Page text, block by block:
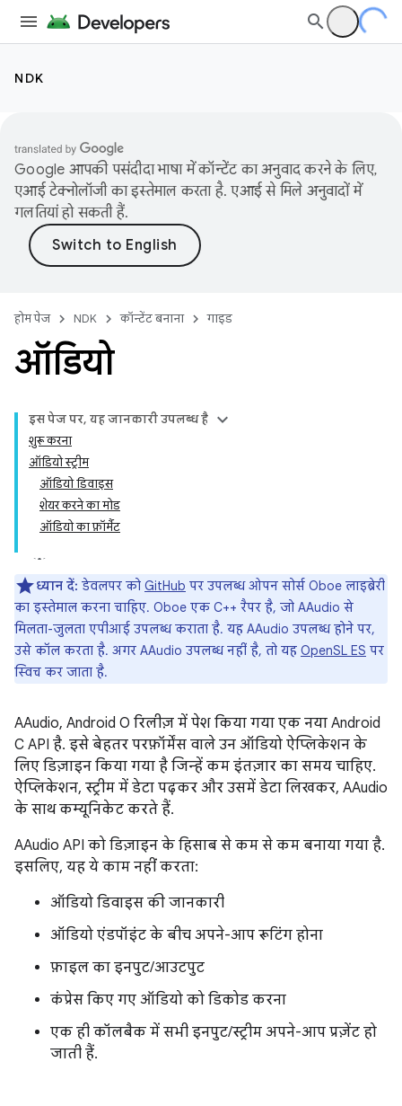
NDK
Google आपकी पसंदीदा भाषा में कॉन्टेंट का अनुवाद करने के लिए,
एआई टेक्नोलॉजी का इस्तेमाल करता है. एआई से मिले अनुवादों में
गलतियां हो सकती हैं.
होम पेज NDK कॉन्टेंट बनाना गाइड
ऑडियो
इस पेज पर, यह जानकारी उपलब्ध है
शुरू करना
ऑडियो स्ट्रीम
ऑडियो डिवाइस
शेयर करने का मोड
ऑडियो का फ़ॉर्मैट
ध्यान दें: डेवलपर को GitHub पर उपलब्ध ओपन सोर्स Oboe लाइब्रेरी
का इस्तेमाल करना चाहिए. Oboe एक C++ रैपर है, जो AAudio से
मिलता-जुलता एपीआई उपलब्ध कराता है. यह AAudio उपलब्ध होने पर,
उसे कॉल करता है. अगर AAudio उपलब्ध नहीं है, तो यह OpenSL ES पर
स्विच कर जाता है.
AAudio, Android O रिलीज़ में पेश किया गया एक नया Android
C API है. इसे बेहतर परफ़ॉर्मेंस वाले उन ऑडियो ऐप्लिकेशन के
लिए डिज़ाइन किया गया है जिन्हें कम इंतज़ार का समय चाहिए.
ऐप्लिकेशन, स्ट्रीम में डेटा पढ़कर और उसमें डेटा लिखकर, AAudio
के साथ कम्यूनिकेट करते हैं.
AAudio API को डिज़ाइन के हिसाब से कम से कम बनाया गया है.
इसलिए, यह ये काम नहीं करता:
ऑडियो डिवाइस की जानकारी
ऑडियो एंडपॉइंट के बीच अपने-आप रूटिंग होना
फ़ाइल का इनपुट/आउटपुट
कंप्रेस किए गए ऑडियो को डिकोड करना
एक ही कॉलबैक में सभी इनपुट/स्ट्रीम अपने-आप प्रज़ेंट हो
जाती हैं.